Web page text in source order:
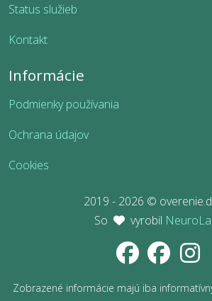
Status služieb
Kontakt
Informácie
Podmienky používania
Ochrana údajov
Cookies
2019 - 2026 ©
So
vyrobil
Zobrazené informácie majú iba